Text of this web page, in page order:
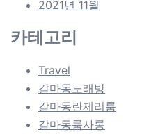
2021년 11월
카테고리
Travel
갈마동노래방
갈마동란제리룸
갈마동룸사롱